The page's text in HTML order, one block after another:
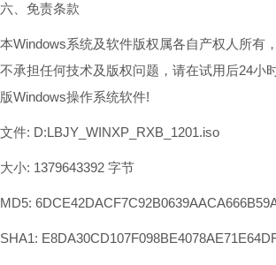
六、免责条款
本Windows系统及软件版权属各自产权人所有
不承担任何技术及版权问题，请在试用后24小
版Windows操作系统软件!
文件: D:LBJY_WINXP_RXB_1201.iso
大小: 1379643392 字节
MD5:
SHA1: